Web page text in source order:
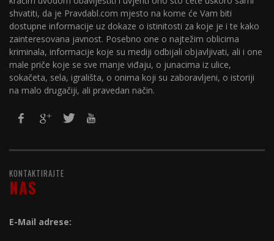
shvatiti, da je Pravdabl.com mjesto na kome će Vam biti
dostupne informacije uz dokaze o istinitosti za koje je i te kako
zainteresovana javnost. Posebno one o najtežim oblicima
kriminala, informacije koje su mediji odbijali objavljivati, ali i one
male priče koje se sve manje viđaju, o junacima iz ulice,
sokačeta, sela, igrališta, o onima koji su zaboravljeni, o istoriji
na malo drugačiji, ali pravedan način.
KONTAKTIRAJTE
NAS
E-Mail adrese: